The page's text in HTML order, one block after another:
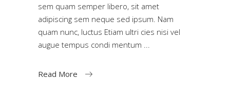
sem quam semper libero, sit amet
adipiscing sem neque sed ipsum. Nam
quam nunc, luctus Etiam ultri cies nisi vel
augue tempus condi mentum
Read More